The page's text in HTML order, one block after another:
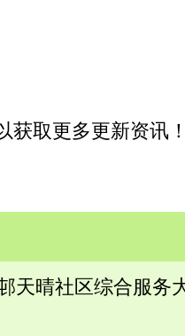
获取更多更新资讯！
天晴社区综合服务